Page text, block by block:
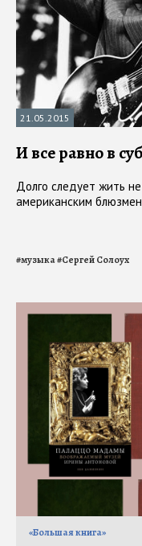
21.05.2015
И все равно в
Долго следует жить
американским
#музыка#Сергей Солоух
«Большая книга»